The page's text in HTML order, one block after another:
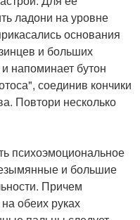
ладони на уровне
основания
и больших
напоминает бутон
соединив кончики
Повтори несколько
психоэмоциональное
и большие
Причем
обеих руках